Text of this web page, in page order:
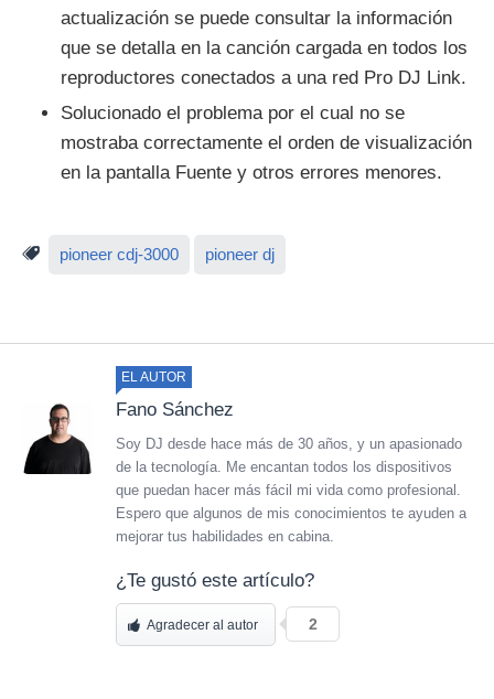
actualización se puede consultar la información
que se detalla en la canción cargada en todos los
reproductores conectados a una red Pro DJ Link.
Solucionado el problema por el cual no se
mostraba correctamente el orden de visualización
en la pantalla Fuente y otros errores menores.
pioneer cdj-3000 pioneer dj
EL AUTOR
Fano Sánchez
Soy DJ desde hace más de 30 años, y un apasionado
de la tecnología. Me encantan todos los dispositivos
que puedan hacer más fácil mi vida como profesional.
Espero que algunos de mis conocimientos te ayuden a
mejorar tus habilidades en cabina.
¿Te gustó este artículo?
Agradecer al autor 2